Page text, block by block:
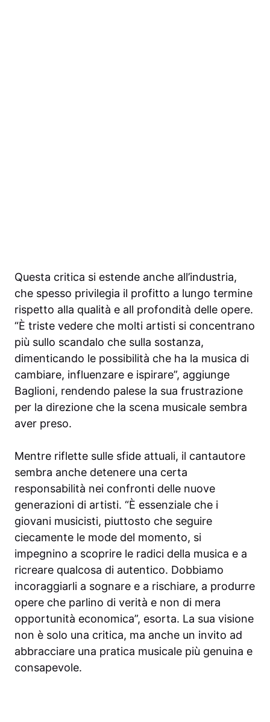
Questa critica si estende anche all’industria,
che spesso privilegia il profitto a lungo termine
rispetto alla qualità e all profondità delle opere.
“È triste vedere che molti artisti si concentrano
più sullo scandalo che sulla sostanza,
dimenticando le possibilità che ha la musica di
cambiare, influenzare e ispirare”, aggiunge
Baglioni, rendendo palese la sua frustrazione
per la direzione che la scena musicale sembra
aver preso.
Mentre riflette sulle sfide attuali, il cantautore
sembra anche detenere una certa
responsabilità nei confronti delle nuove
generazioni di artisti. “È essenziale che i
giovani musicisti, piuttosto che seguire
ciecamente le mode del momento, si
impegnino a scoprire le radici della musica e a
ricreare qualcosa di autentico. Dobbiamo
incoraggiarli a sognare e a rischiare, a produrre
opere che parlino di verità e non di mera
opportunità economica”, esorta. La sua visione
non è solo una critica, ma anche un invito ad
abbracciare una pratica musicale più genuina e
consapevole.